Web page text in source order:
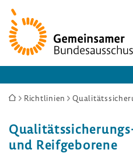
Zur
Startseite
Sie
hier:
Richtlinien
und Reif­ge­bo­rene